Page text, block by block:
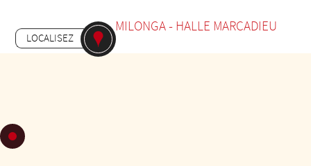
LOCALISEZ
MILONGA- HALLE MARCADIEU